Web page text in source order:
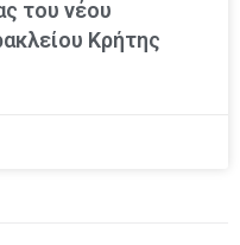
του νέου
Κρήτης